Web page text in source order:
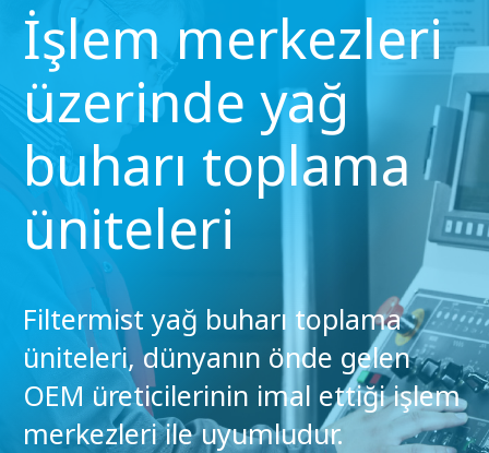
İşlem merkezleri
üzerinde yağ
buharı toplama
üniteleri
Filtermist yağ buharı toplama
üniteleri, dünyanın önde gelen
OEM üreticilerinin imal ettiği işlem
merkezleri ile uyumludur.